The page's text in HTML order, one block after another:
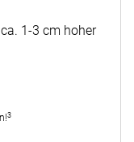
1-3 cm hoher
3